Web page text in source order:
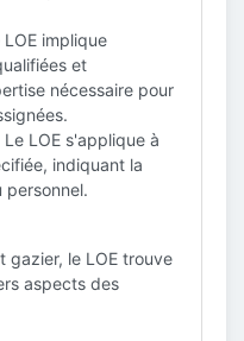
implique
et
nécessaire pour
LOE s'applique à
indiquant la
gazier, le LOE trouve
aspects des